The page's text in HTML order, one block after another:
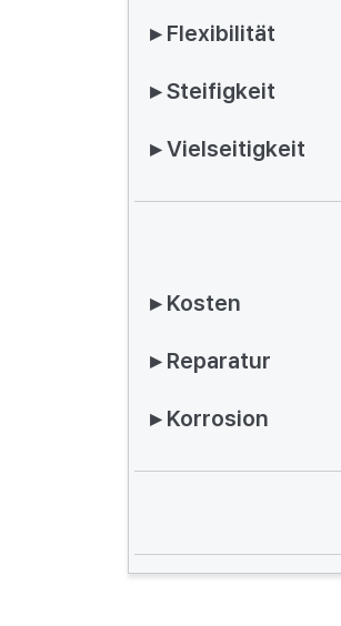
▸ Flexibilität
▸ Steifigkeit
▸ Vielseitigkeit
▸ Kosten
▸ Reparatur
▸ Korrosion